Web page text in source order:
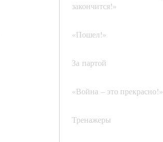
закончится!»
«Пошел!»
За партой
«Война – это прекрасно!»
Тренажеры